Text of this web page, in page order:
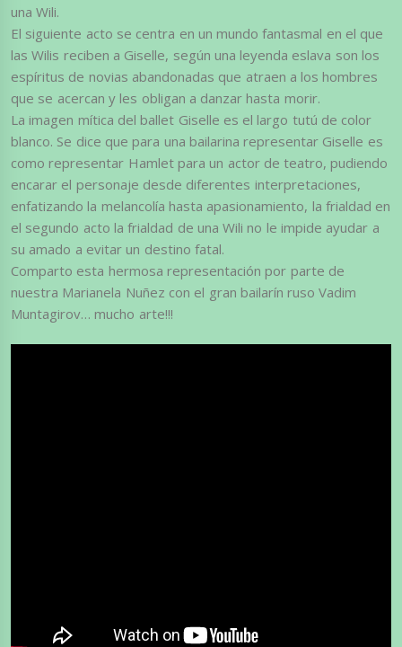
una Wili.
El siguiente acto se centra en un mundo fantasmal en el que
las Wilis reciben a Giselle, según una leyenda eslava son los
espíritus de novias abandonadas que atraen a los hombres
que se acercan y les obligan a danzar hasta morir.
La imagen mítica del ballet Giselle es el largo tutú de color
blanco. Se dice que para una bailarina representar Giselle es
como representar Hamlet para un actor de teatro, pudiendo
encarar el personaje desde diferentes interpretaciones,
enfatizando la melancolía hasta apasionamiento, la frialdad en
el segundo acto la frialdad de una Wili no le impide ayudar a
su amado a evitar un destino fatal.
Comparto esta hermosa representación por parte de
nuestra Marianela Nuñez con el gran bailarín ruso Vadim
Muntagirov… mucho arte!!!